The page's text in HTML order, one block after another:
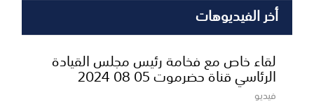
أخر الفيديوهات
لقاء خاص مع فخامة رئيس مجلس القيادة
الرئاسي قناة حضرموت 05 08 2024
فيديو